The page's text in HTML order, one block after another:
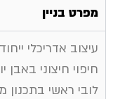
מפרט בניין
עיצוב אדריכלי
חיפוי חיצוני באבן
לובי ראשי